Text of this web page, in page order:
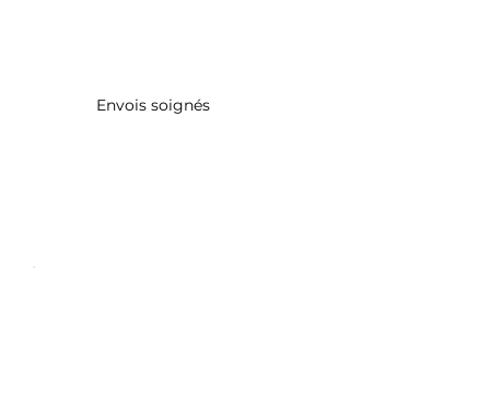
Envois soignés